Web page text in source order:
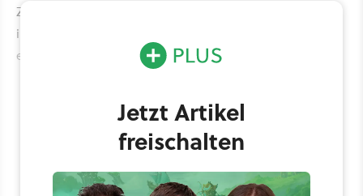
Zugriff auf Medkits und andere Verbrauchsgegenstände
im Arsenal (der Ingame-Shop für Ausrüstung, in dem ich
erspielte Credits auf den Kopf haue).
Jetzt Artikel
freischalten